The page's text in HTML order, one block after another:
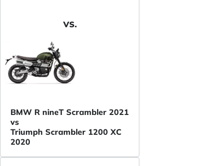
VS.
BMW R nineT Scrambler 2021
vs
Triumph Scrambler 1200 XC
2020